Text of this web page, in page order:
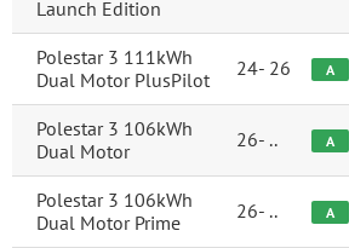
Trefwoord
Plug-in
plug-in
Aantal deuren
Launch Edition
Polestar 3 111kWh
Dual Motor PlusPilot
24- 26 A
Polestar 3 106kWh
Dual Motor
26- .. A
Polestar 3 106kWh
Dual Motor Prime
26- .. A